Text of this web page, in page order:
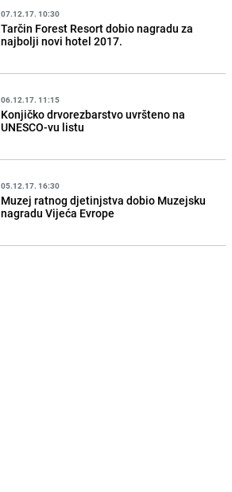
07.12.17. 10:30
Tarčin Forest Resort dobio nagradu za
najbolji novi hotel 2017.
06.12.17. 11:15
Konjičko drvorezbarstvo uvršteno na
UNESCO-vu listu
05.12.17. 16:30
Muzej ratnog djetinjstva dobio Muzejsku
nagradu Vijeća Evrope